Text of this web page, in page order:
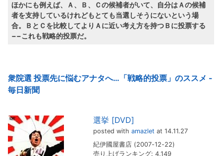
ほかにも例えば、Ａ、Ｂ、Ｃの候補者がいて、自分はＡの候補
者を支持しているけれどもとても当選しそうにないという場
合。ＢとＣを比較してよりＡに近い考え方を持つＢに投票する
−−これも戦略的投票だ。
衆院選 投票先に悩むアナタへ…「戦略的投票」のススメ -
毎日新聞
選挙 [DVD]
posted with amazlet at 14.11.27
紀伊國屋書店 (2007-12-22)
売り上げランキング: 4,149